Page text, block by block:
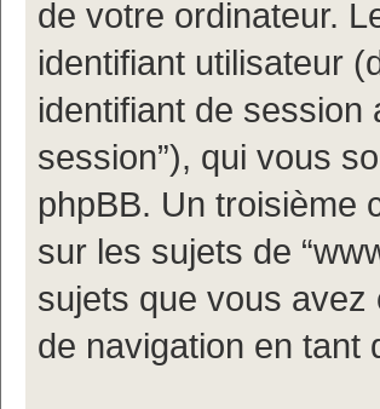
de votre ordinateur.
identifiant utilisateur
identifiant de session
session”), qui vous
phpBB. Un troisième
sur les sujets de
sujets que vous
de navigation en tant